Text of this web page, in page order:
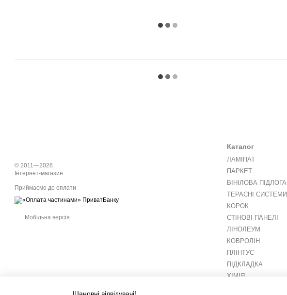
© 2011—2026
Інтернет-магазин
Приймаємо до оплати
Мобільна версія
Каталог
ЛАМІНАТ
ПАРКЕТ
ВІНІЛОВА ПІДЛОГА
ТЕРАСНІ СИСТЕМИ
КОРОК
СТІНОВІ ПАНЕЛІ
ЛІНОЛЕУМ
КОВРОЛІН
ПЛІНТУС
ПІДКЛАДКА
ХІМІЯ
Шановні відвідувачі!